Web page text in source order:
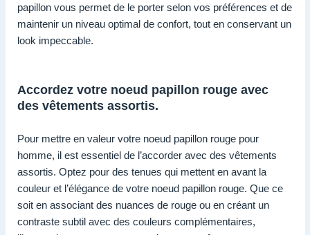
papillon vous permet de le porter selon vos préférences et de
maintenir un niveau optimal de confort, tout en conservant un
look impeccable.
Accordez votre noeud papillon rouge avec
des vêtements assortis.
Pour mettre en valeur votre noeud papillon rouge pour
homme, il est essentiel de l’accorder avec des vêtements
assortis. Optez pour des tenues qui mettent en avant la
couleur et l’élégance de votre noeud papillon rouge. Que ce
soit en associant des nuances de rouge ou en créant un
contraste subtil avec des couleurs complémentaires,